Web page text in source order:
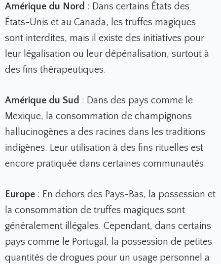
Amérique du Nord : Dans certains États des
États-Unis et au Canada, les truffes magiques
sont interdites, mais il existe des initiatives pour
leur légalisation ou leur dépénalisation, surtout à
des fins thérapeutiques.
Amérique du Sud : Dans des pays comme le
Mexique, la consommation de champignons
hallucinogènes a des racines dans les traditions
indigènes. Leur utilisation à des fins rituelles est
encore pratiquée dans certaines communautés.
Europe : En dehors des Pays-Bas, la possession et
la consommation de truffes magiques sont
généralement illégales. Cependant, dans certains
pays comme le Portugal, la possession de petites
quantités de drogues pour un usage personnel a